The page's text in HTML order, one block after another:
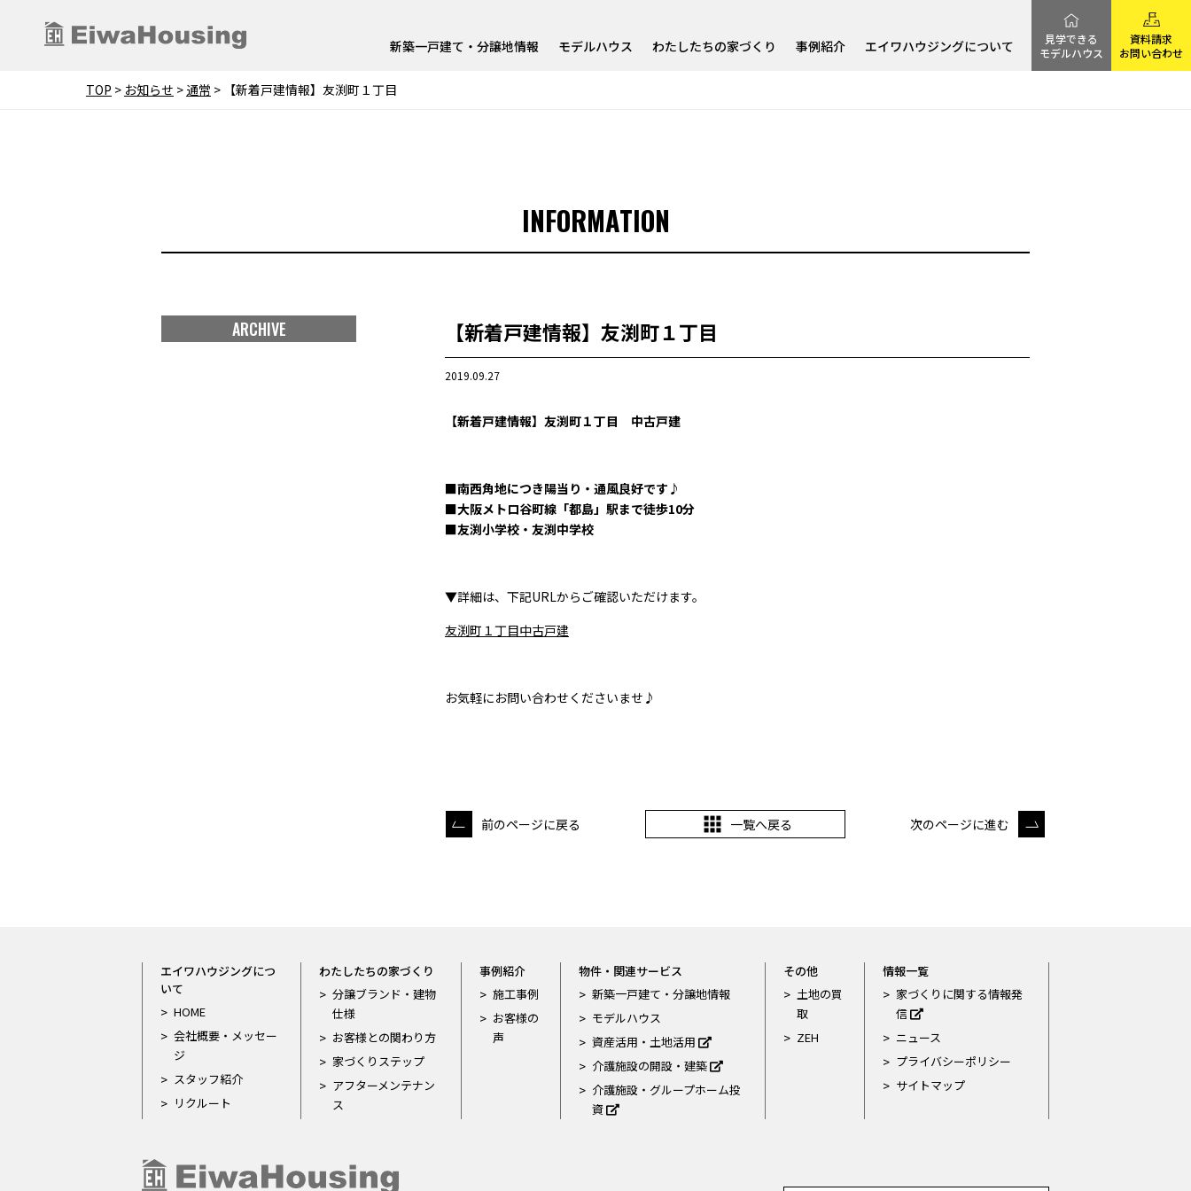
新築一戸建て・分譲地情報 モデルハウス わたしたちの家づくり 事例紹介 エイワハウジングについて
見学できる
モデルハウス
資料請求
お問い合わせ
TOP > お知らせ > 通常 > 【新着戸建情報】友渕町１丁目
INFORMATION
ARCHIVE 【新着戸建情報】友渕町１丁目
2019.09.27
【新着戸建情報】友渕町１丁目 中古戸建
■南西角地につき陽当り・通風良好です♪
■大阪メトロ谷町線「都島」駅まで徒歩10分
■友渕小学校・友渕中学校
▼詳細は、下記URLからご確認いただけます。
友渕町１丁目中古戸建
お気軽にお問い合わせくださいませ♪
前のページに戻る 一覧へ戻る 次のページに進む
エイワハウジングにつ
いて
HOME
会社概要・メッセー
ジ
スタッフ紹介
リクルート
わたしたちの家づくり
分譲ブランド・建物
仕様
お客様との関わり方
家づくりステップ
アフターメンテナン
ス
事例紹介
施工事例
お客様の
声
物件・関連サービス
新築一戸建て・分譲地情報
モデルハウス
資産活用・土地活用
介護施設の開設・建築
介護施設・グループホーム投
資
その他
土地の買
取
ZEH
情報一覧
家づくりに関する情報発
信
ニュース
プライバシーポリシー
サイトマップ